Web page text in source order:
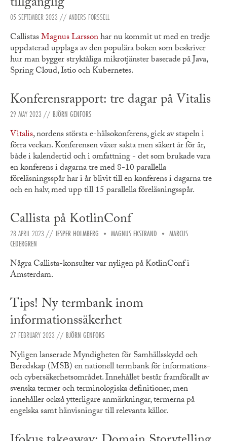
05 SEPTEMBER 2023 // ANDERS FORSSELL
CallistasMagnus Larssonhar nu kommit ut med en tredje
uppdaterad upplaga av den populära boken som beskriver
hur man bygger stryktåliga mikrotjänster baserade på Java,
Spring Cloud, Istio och Kubernetes.
Konferensrapport: tre dagar på Vitalis
29 MAY 2023 // BJÖRN GENFORS
Vitalis, nordens största e-hälsokonferens, gick av stapeln i
förra veckan. Konferensen växer sakta men säkert år för år,
både i kalendertid och i omfattning - det som brukade vara
en konferens i dagarna tre med 8-10 parallella
föreläsningsspår har i år blivit till en konferens i dagarna tre
och en halv, med upp till 15 parallella föreläsningsspår.
Callista på KotlinConf
28 APRIL 2023 //JESPER HOLMBERG • MAGNUS EKSTRAND • MARCUS
CEDERGREN
Några Callista-konsulter var nyligen på KotlinConf i
Amsterdam.
Tips! Ny termbank inom
informationssäkerhet
27 FEBRUARY 2023 // BJÖRN GENFORS
Nyligen lanserade Myndigheten för Samhällsskydd och
Beredskap (MSB) en nationell termbank för informations-
och cybersäkerhetsområdet. Innehållet består framförallt av
svenska termer och terminologiska definitioner, men
innehåller också ytterligare anmärkningar, termerna på
engelska samt hänvisningar till relevanta källor.